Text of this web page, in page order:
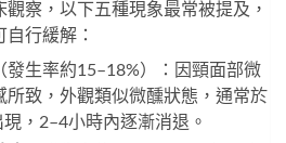
察，以下五種現象最常被提及，
行緩解：
發生率約15–18%）：因頸面部微
所致，外觀類似微醺狀態，通常於
，2–4小時內逐漸消退。